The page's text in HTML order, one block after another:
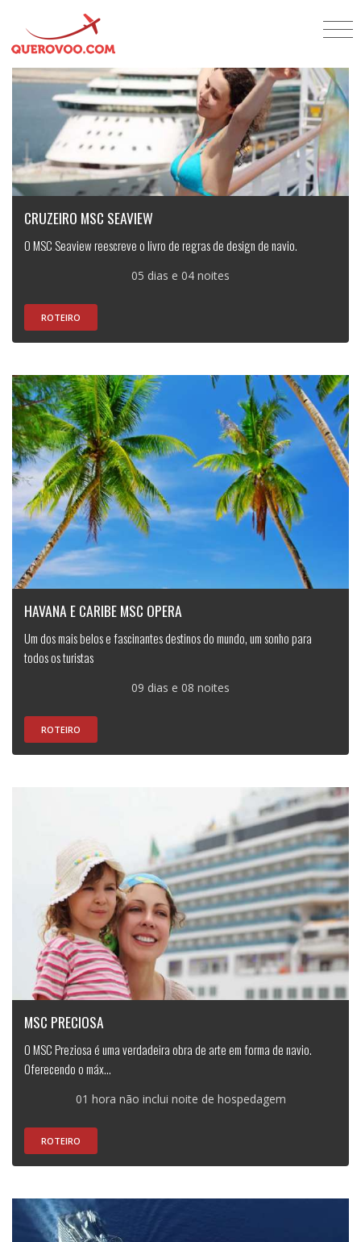
CRUZEIRO MSC SEAVIEW
O MSC Seaview reescreve o livro de regras de design de navio.
05 dias e 04 noites
ROTEIRO
HAVANA E CARIBE MSC OPERA
Um dos mais belos e fascinantes destinos do mundo, um sonho para
todos os turistas
09 dias e 08 noites
ROTEIRO
MSC PRECIOSA
O MSC Preziosa é uma verdadeira obra de arte em forma de navio.
Oferecendo o máx...
01 hora não inclui noite de hospedagem
ROTEIRO